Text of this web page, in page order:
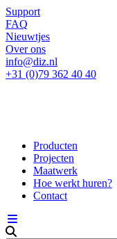
Support
FAQ
Nieuwtjes
Over ons
info@diz.nl
+31 (0)79 362 40 40
Producten
Projecten
Maatwerk
Hoe werkt huren?
Contact